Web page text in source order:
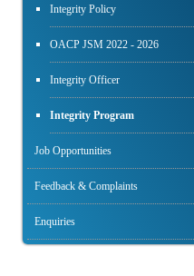
Integrity Policy
OACP JSM 2022 - 2026
Integrity Officer
Integrity Program
Job Opportunities
Feedback & Complaints
Enquiries